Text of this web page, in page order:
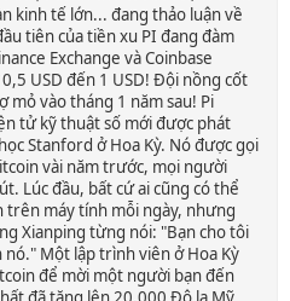
kinh tế lớn... đang thảo luận về
tiên của tiền xu PI đang đàm
Exchange và Coinbase
USD đến 1 USD! Đội nồng cốt
vào tháng 1 năm sau! Pi
tử kỹ thuật số mới được phát
Stanford ở Hoa Kỳ. Nó được gọi
vài năm trước, mọi người
Lúc đầu, bất cứ ai cũng có thể
trên máy tính mỗi ngày, nhưng
Xianping từng nói: "Bạn cho tôi
Một lập trình viên ở Hoa Kỳ
để mời một người bạn đến